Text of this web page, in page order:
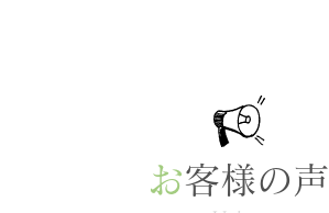
お客様の声